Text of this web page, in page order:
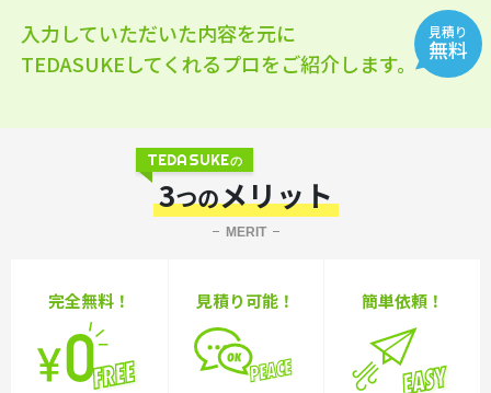
入力していただいた内容を元に
TEDASUKEしてくれるプロをご紹介します。
見積り
無料
TEDASUKEの
3つのメリット
MERIT
完全無料！ 見積り可能！ 簡単依頼！